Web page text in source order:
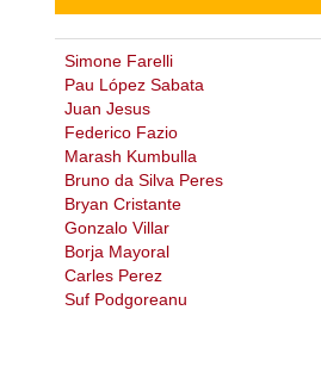
Simone Farelli
Pau López Sabata
Juan Jesus
Federico Fazio
Marash Kumbulla
Bruno da Silva Peres
Bryan Cristante
Gonzalo Villar
Borja Mayoral
Carles Perez
Suf Podgoreanu